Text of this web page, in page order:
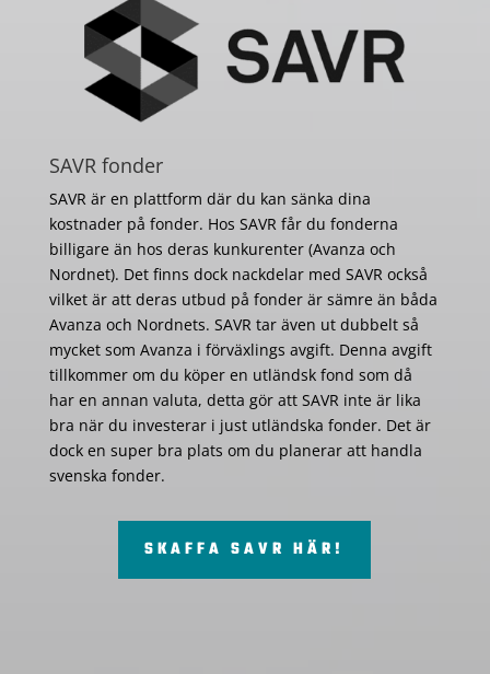
SAVR fonder
SAVR är en plattform där du kan sänka dina
kostnader på fonder. Hos SAVR får du fonderna
billigare än hos deras kunkurenter (Avanza och
Nordnet). Det finns dock nackdelar med SAVR också
vilket är att deras utbud på fonder är sämre än båda
Avanza och Nordnets. SAVR tar även ut dubbelt så
mycket som Avanza i förväxlings avgift. Denna avgift
tillkommer om du köper en utländsk fond som då
har en annan valuta, detta gör att SAVR inte är lika
bra när du investerar i just utländska fonder. Det är
dock en super bra plats om du planerar att handla
svenska fonder.
SKAFFA SAVR HÄR!